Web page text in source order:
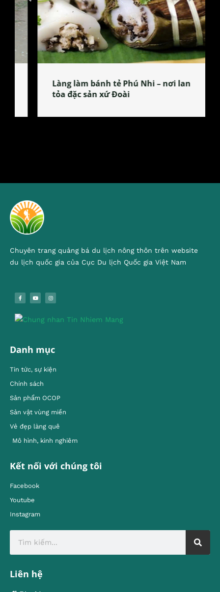
Làng làm bánh tẻ Phú Nhi – nơi lan
tỏa đặc sản xứ Đoài
Chuyên trang quảng bá du lịch nông thôn trên website
du lịch quốc gia của Cục Du lịch Quốc gia Việt Nam
Danh mục
Tin tức, sự kiện
Chính sách
Sản phẩm OCOP
Sản vật vùng miền
Vẻ đẹp làng quê
Mô hình, kinh nghiêm
Kết nối với chúng tôi
Facebook
Youtube
Instagram
Liên hệ